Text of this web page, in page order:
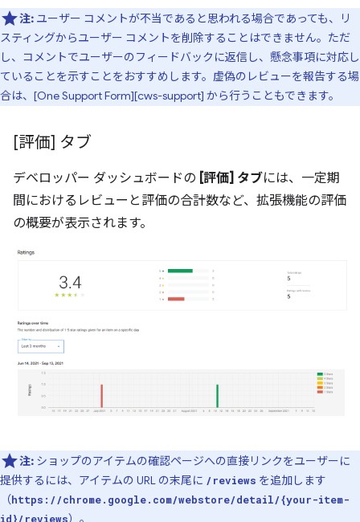
注: ユーザー コメントが不当であると思われる場合であっても、リ
スティングからユーザー コメントを削除することはできません。ただ
し、コメントでユーザーのフィードバックに返信し、懸念事項に対応し
ていることを示すことをおすすめします。虚偽のレビューを報告する場
合は、[One Support Form][cws-support] から行うこともできます。
[評価] タブ
デベロッパー ダッシュボードの [評価] タブには、一定期
間におけるレビューと評価の合計数など、拡張機能の評価
の概要が表示されます。
注: ショップのアイテムの確認ページへの直接リンクをユーザーに
提供するには、アイテムの URL の末尾に /reviews を追加します
（https://chrome.google.com/webstore/detail/{your-item-
id}/reviews）。